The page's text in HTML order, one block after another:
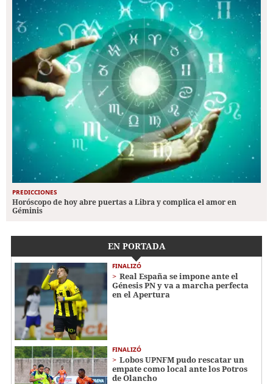
PREDICCIONES
Horóscopo de hoy abre puertas a Libra y complica el amor en
Géminis
EN PORTADA
FINALIZÓ
Real España se impone ante el
Génesis PN y va a marcha perfecta
en el Apertura
FINALIZÓ
Lobos UPNFM pudo rescatar un
empate como local ante los Potros
de Olancho